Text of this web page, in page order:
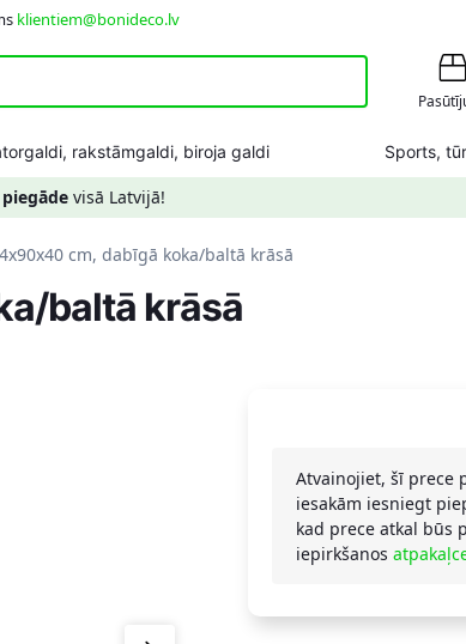
klientiem@bonideco.lv
rakstāmgaldi, biroja galdi Sports,
visā Latvijā!
cm, dabīgā koka/baltā krāsā
baltā krāsā
Atvainojiet, šī prece
iesakām iesniegt
kad prece atkal būs
iepirkšanos